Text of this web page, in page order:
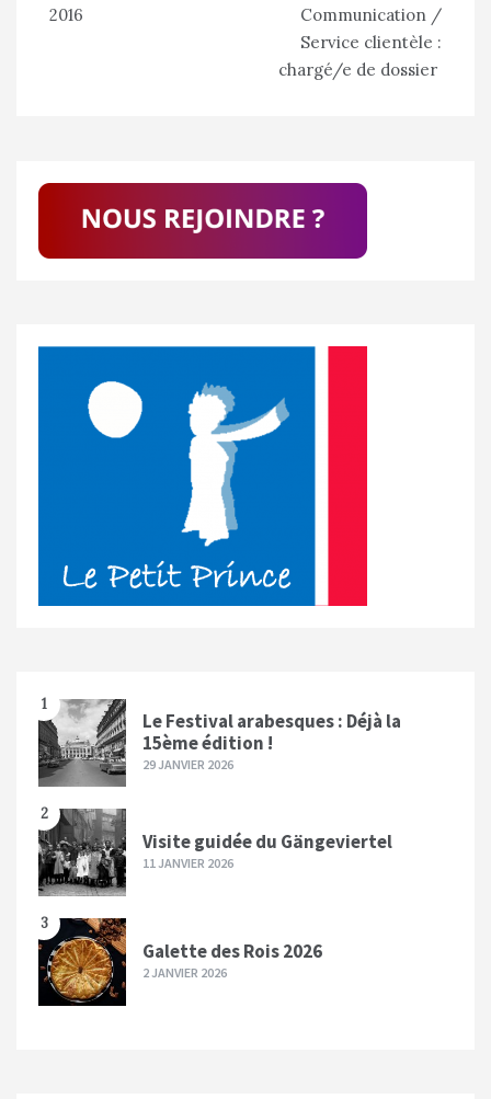
2016
Communication /
Service clientèle :
chargé/e de dossier
1
Le Festival arabesques : Déjà la
15ème édition !
29 JANVIER 2026
2
Visite guidée du Gängeviertel
11 JANVIER 2026
3
Galette des Rois 2026
2 JANVIER 2026